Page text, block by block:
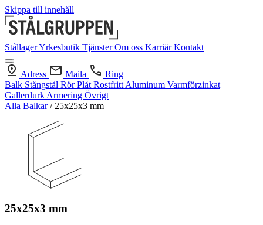
Skippa till innehåll
StållagerYrkesbutik TjänsterOm oss KarriärKontakt
Adress Maila
Ring
Balk Stångstål RörPlåt Rostfritt Aluminum Varmförzinkat
Gallerdurk Armering Övrigt
Alla Balkar / 25x25x3 mm
25x25x3 mm